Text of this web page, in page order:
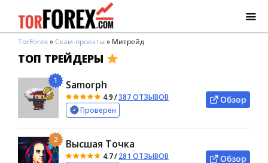
TorForex»Скам-проекты» Митрейд
ТОП ТРЕЙДЕРЫ
1 Samorph
4.9/387 ОТЗЫВОВ
Проверен
Обзор
2 Высшая Точка
4.7/281 ОТЗЫВОВ
Обзор